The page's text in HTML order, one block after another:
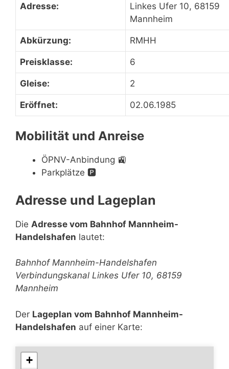
Adresse:
Linkes Ufer 10, 68159
Mannheim
Abkürzung: RMHH
Preisklasse: 6
Gleise: 2
Eröffnet: 02.06.1985
Mobilität und Anreise
ÖPNV-Anbindung 🚉
Parkplätze 🅿️
Adresse und Lageplan
Die Adresse vom Bahnhof Mannheim-
Handelshafen lautet:
Bahnhof Mannheim-Handelshafen
Verbindungskanal Linkes Ufer 10, 68159
Mannheim
Der Lageplan vom Bahnhof Mannheim-
Handelshafen auf einer Karte:
+